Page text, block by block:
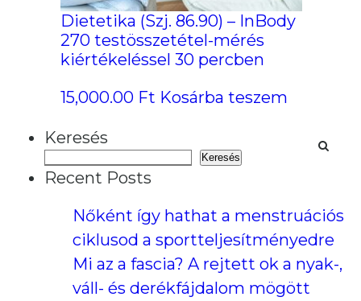
Dietetika (Szj. 86.90) – InBody
270 testösszetétel-mérés
kiértékeléssel 30 percben
15,000.00 Ft Kosárba teszem
Keresés
Keresés
Recent Posts
Nőként így hathat a menstruációs
ciklusod a sportteljesítményedre
Mi az a fascia? A rejtett ok a nyak-,
váll- és derékfájdalom mögött